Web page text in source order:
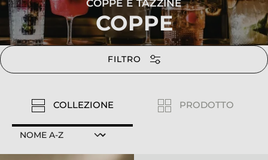
COPPE E TAZZINE
COPPE
FILTRO
COLLEZIONE PRODOTTO